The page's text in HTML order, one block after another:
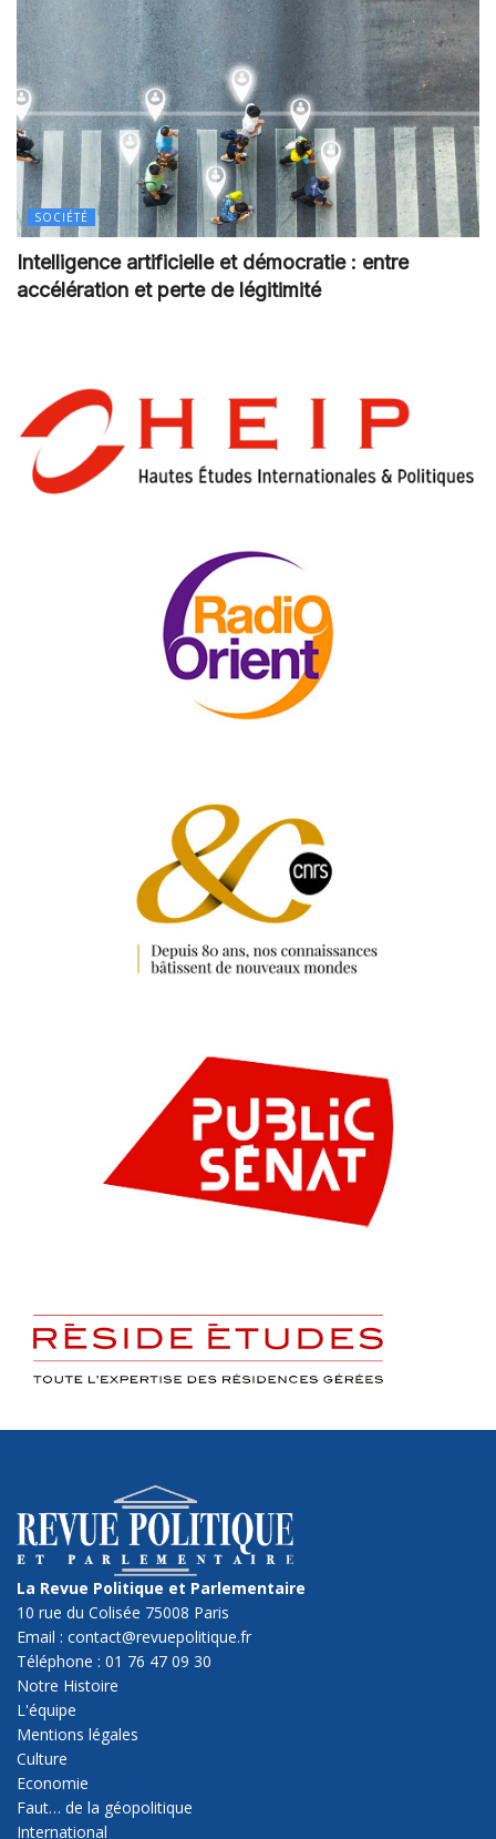
SOCIÉTÉ
Intelligence artificielle et démocratie : entre
accélération et perte de légitimité
La Revue Politique et Parlementaire
10 rue du Colisée 75008 Paris
Email : contact@revuepolitique.fr
Téléphone : 01 76 47 09 30
Notre Histoire
L'équipe
Mentions légales
Culture
Economie
Faut… de la géopolitique
International